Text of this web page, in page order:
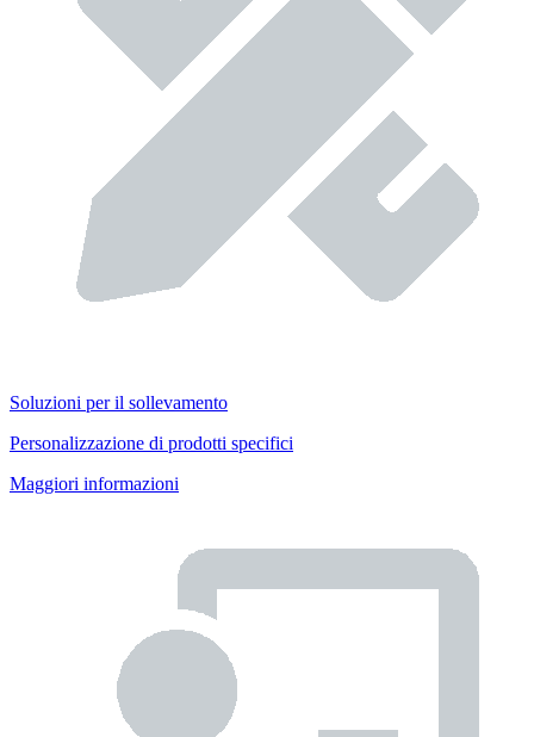
Soluzioni per il sollevamento
Personalizzazione di prodotti specifici
Maggiori informazioni